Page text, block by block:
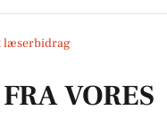
læserbidrag
VORES